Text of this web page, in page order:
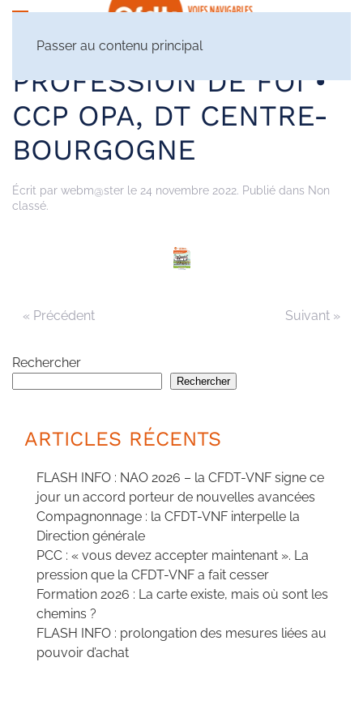
Passer au contenu principal
PROFESSION DE FOI •
CCP OPA, DT CENTRE-
BOURGOGNE
Écrit par webm@ster le 24 novembre 2022. Publié dans Non
classé.
« Précédent Suivant »
Rechercher
Rechercher
ARTICLES RÉCENTS
FLASH INFO : NAO 2026 – la CFDT-VNF signe ce
jour un accord porteur de nouvelles avancées
Compagnonnage : la CFDT-VNF interpelle la
Direction générale
PCC : « vous devez accepter maintenant ». La
pression que la CFDT-VNF a fait cesser
Formation 2026 : La carte existe, mais où sont les
chemins ?
FLASH INFO : prolongation des mesures liées au
pouvoir d’achat